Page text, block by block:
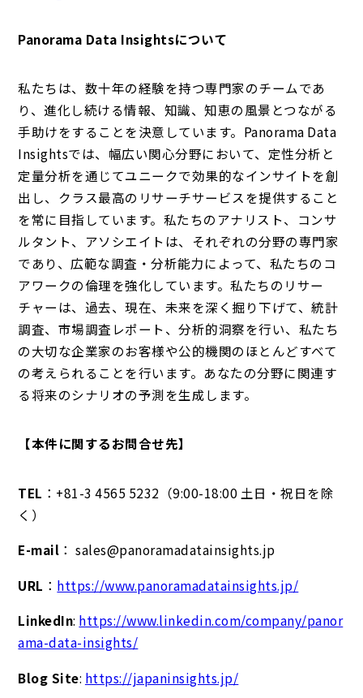
Panorama Data Insightsについて
私たちは、数十年の経験を持つ専門家のチームであ
り、進化し続ける情報、知識、知恵の風景とつながる
手助けをすることを決意しています。Panorama Data
Insightsでは、幅広い関心分野において、定性分析と
定量分析を通じてユニークで効果的なインサイトを創
出し、クラス最高のリサーチサービスを提供すること
を常に目指しています。私たちのアナリスト、コンサ
ルタント、アソシエイトは、それぞれの分野の専門家
であり、広範な調査・分析能力によって、私たちのコ
アワークの倫理を強化しています。私たちのリサー
チャーは、過去、現在、未来を深く掘り下げて、統計
調査、市場調査レポート、分析的洞察を行い、私たち
の大切な企業家のお客様や公的機関のほとんどすべて
の考えられることを行います。あなたの分野に関連す
る将来のシナリオの予測を生成します。
【本件に関するお問合せ先】
TEL ：+81-3 4565 5232（9:00-18:00 土日・祝日を除
く）
E-mail ： sales@panoramadatainsights.jp
URL ： https://www.panoramadatainsights.jp/
LinkedIn: https://www.linkedin.com/company/panor
ama-data-insights/
Blog Site: https://japaninsights.jp/